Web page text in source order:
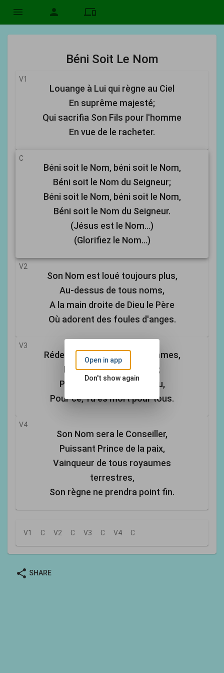
menu person devices
Béni Soit Le Nom
V1
Louange à Lui qui règne au Ciel
En suprême majesté;
Qui sacrifia Son Fils pour l'homme
En vue de le racheter.
C
Béni soit le Nom, béni soit le Nom,
Béni soit le Nom du Seigneur;
Béni soit le Nom, béni soit le Nom,
Béni soit le Nom du Seigneur.
(Jésus est le Nom...)
(Glorifiez le Nom...)
V2
Son Nom est loué toujours plus,
Au-dessus de tous noms,
A la main droite de Dieu le Père
Où adorent des foules d'anges.
V3
Rédempteur et Ami des hommes,
Hier, ruinés par la chute;
Plan du salut Tu as conçu,
Pour ce, Tu es mort pour tous.
V4
Son Nom sera le Conseiller,
Puissant Prince de la paix,
Vainqueur de tous royaumes
terrestres,
Son règne ne prendra point fin.
V1 C V2 C V3 C V4 C
share SHARE
Open in app
Don't show again